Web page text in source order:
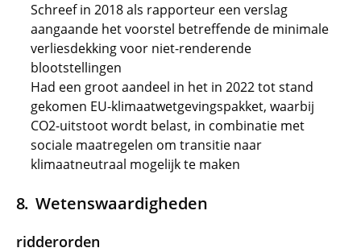
Schreef in 2018 als rapporteur een verslag
aangaande het voorstel betreffende de minimale
verliesdekking voor niet-renderende
blootstellingen
Had een groot aandeel in het in 2022 tot stand
gekomen EU-klimaatwetgevingspakket, waarbij
CO2-uitstoot wordt belast, in combinatie met
sociale maatregelen om transitie naar
klimaatneutraal mogelijk te maken
Wetenswaardigheden
ridderorden